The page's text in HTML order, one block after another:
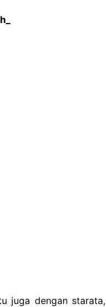
juga dengan starata,